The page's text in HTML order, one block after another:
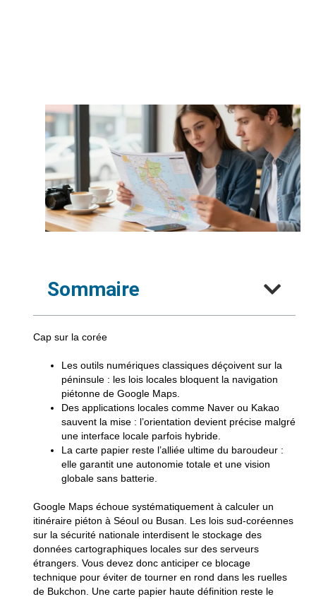
Sommaire
Cap sur la corée
Les outils numériquesclassiques déçoivent sur la
péninsule : les lois locales bloquent la navigation
piétonne de Google Maps.
Des applications localescomme Naver ou Kakao
sauvent la mise : l’orientation devient précise malgré
une interface locale parfois hybride.
La carte papierreste l’alliée ultime du baroudeur :
elle garantit une autonomie totale et une vision
globale sans batterie.
Google Maps échoue systématiquement à calculer un
itinéraire piéton à Séoul ou Busan. Les lois sud-coréennes
sur la sécurité nationale interdisent le stockage des
données cartographiques locales sur des serveurs
étrangers. Vous devez donc anticiper ce blocage
technique pour éviter de tourner en rond dans les ruelles
de Bukchon. Une carte papier haute définition reste le